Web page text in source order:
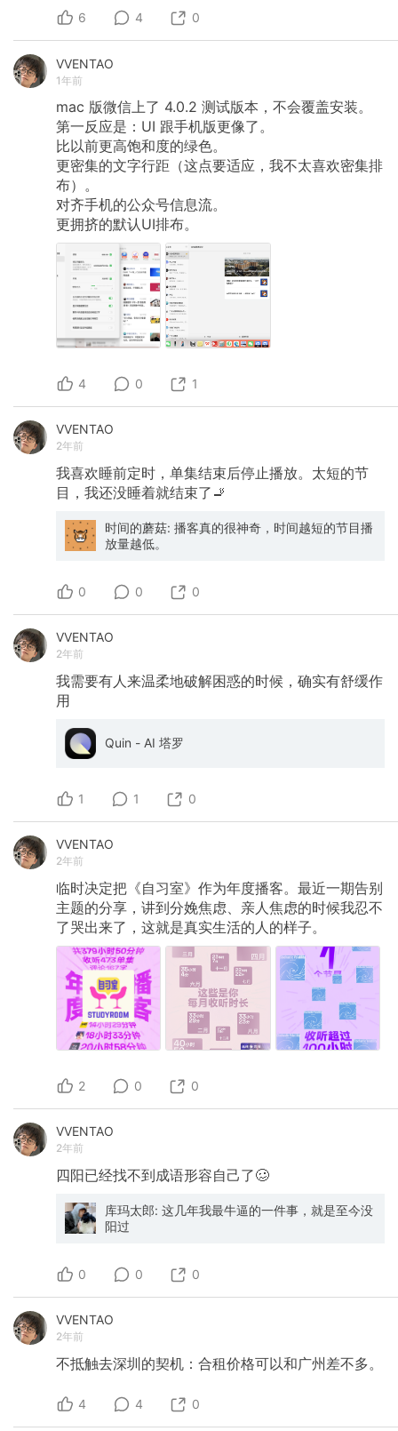
6 4 0
VVENTAO
1年前
mac 版微信上了 4.0.2 测试版本，不会覆盖安装。
第一反应是：UI 跟手机版更像了。
比以前更高饱和度的绿色。
更密集的文字行距（这点要适应，我不太喜欢密集排
布）。
对齐手机的公众号信息流。
更拥挤的默认UI排布。
4 0 1
VVENTAO
2年前
我喜欢睡前定时，单集结束后停止播放。太短的节
目，我还没睡着就结束了🚬
时间的蘑菇: 播客真的很神奇，时间越短的节目播
放量越低。
0 0 0
VVENTAO
2年前
我需要有人来温柔地破解困惑的时候，确实有舒缓作
用
Quin - AI 塔罗
1 1 0
VVENTAO
2年前
临时决定把《自习室》作为年度播客。最近一期告别
主题的分享，讲到分娩焦虑、亲人焦虑的时候我忍不
了哭出来了，这就是真实生活的人的样子。
2 0 0
VVENTAO
2年前
四阳已经找不到成语形容自己了🥴
库玛太郎: 这几年我最牛逼的一件事，就是至今没
阳过
0 0 0
VVENTAO
2年前
不抵触去深圳的契机：合租价格可以和广州差不多。
4 4 0